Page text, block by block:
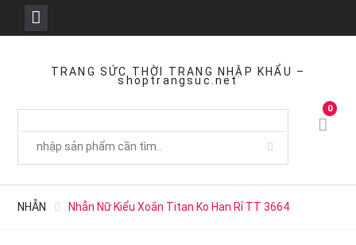
TRANG SỨC THỜI TRANG NHẬP KHẨU –
shoptrangsuc.net
0
NHẪN Nhẫn Nữ Kiểu Xoắn Titan Ko Han Rỉ TT 3664